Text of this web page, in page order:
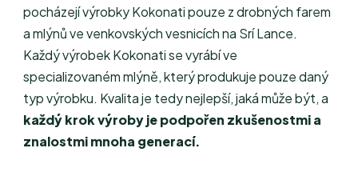
pocházejí výrobky Kokonati pouze z drobných farem
a mlýnů ve venkovských vesnicích na Srí Lance.
Každý výrobek Kokonati se vyrábí ve
specializovaném mlýně, který produkuje pouze daný
typ výrobku. Kvalita je tedy nejlepší, jaká může být, a
každý krok výroby je podpořen zkušenostmi a
znalostmi mnoha generací.